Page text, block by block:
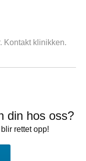
Kontakt klinikken.
din hos oss?
rettet opp!